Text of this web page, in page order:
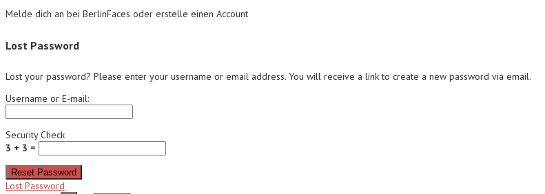
Melde dich an bei BerlinFaces oder erstelle einen Account
Lost Password
Lost your password? Please enter your username or email address. You will receive a link to create a new password via email.
Username or E-mail:
Security Check
3 + 3 =
Reset Password
Lost Password